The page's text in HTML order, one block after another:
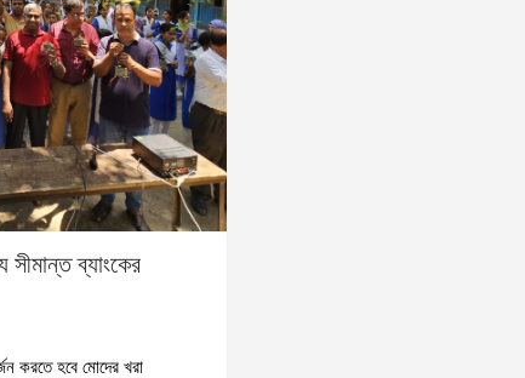
সীমান্ত ব্যাংকের
করতে হবে মোদের খরা